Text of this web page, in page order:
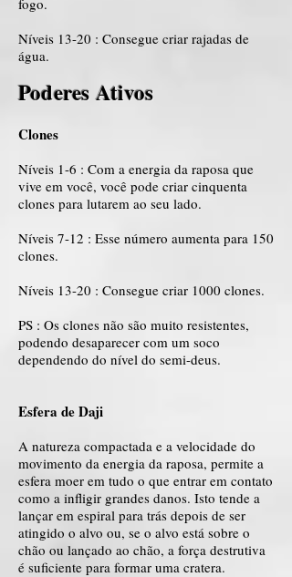
fogo.
Níveis 13-20 : Consegue criar rajadas de
água.
Poderes Ativos
Clones
Níveis 1-6 : Com a energia da raposa que
vive em você, você pode criar cinquenta
clones para lutarem ao seu lado.
Níveis 7-12 : Esse número aumenta para 150
clones.
Níveis 13-20 : Consegue criar 1000 clones.
PS : Os clones não são muito resistentes,
podendo desaparecer com um soco
dependendo do nível do semi-deus.
Esfera de Daji
A natureza compactada e a velocidade do
movimento da energia da raposa, permite a
esfera moer em tudo o que entrar em contato
como a infligir grandes danos. Isto tende a
lançar em espiral para trás depois de ser
atingido o alvo ou, se o alvo está sobre o
chão ou lançado ao chão, a força destrutiva
é suficiente para formar uma cratera.